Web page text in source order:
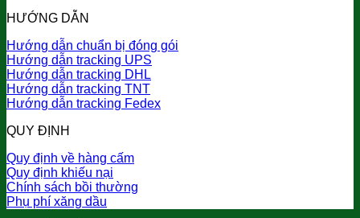
HƯỚNG DẪN
Hướng dẫn chuẩn bị đóng gói
Hướng dẫn tracking UPS
Hướng dẫn tracking DHL
Hướng dẫn tracking TNT
Hướng dẫn tracking Fedex
QUY ĐỊNH
Quy định về hàng cấm
Quy định khiếu nại
Chính sách bồi thường
Phụ phí xăng dầu